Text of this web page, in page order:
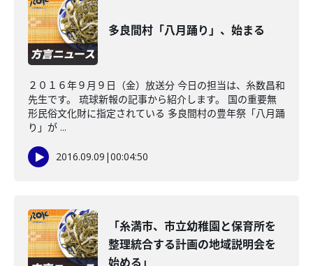
多良間村「八月踊り」、始まる
２０１６年９月９日（金）放送分 今日の担当は、糸数昌和
先生です。 琉球新報の記事から紹介します。 国の重要無
形民俗文化財に指定されている 多良間村の豊年祭「八月踊
り」が ...
2016.09.09 |00:04:50
「糸満市、市立幼稚園と保育所を
整理統合する計画の地域説明会を
始める」